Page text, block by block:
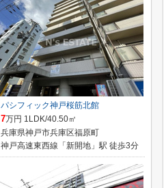
パシフィック神戸桜筋北館
7万円 1LDK/40.50㎡
兵庫県神戸市兵庫区福原町
神戸高速東西線「新開地」駅 徒歩3分